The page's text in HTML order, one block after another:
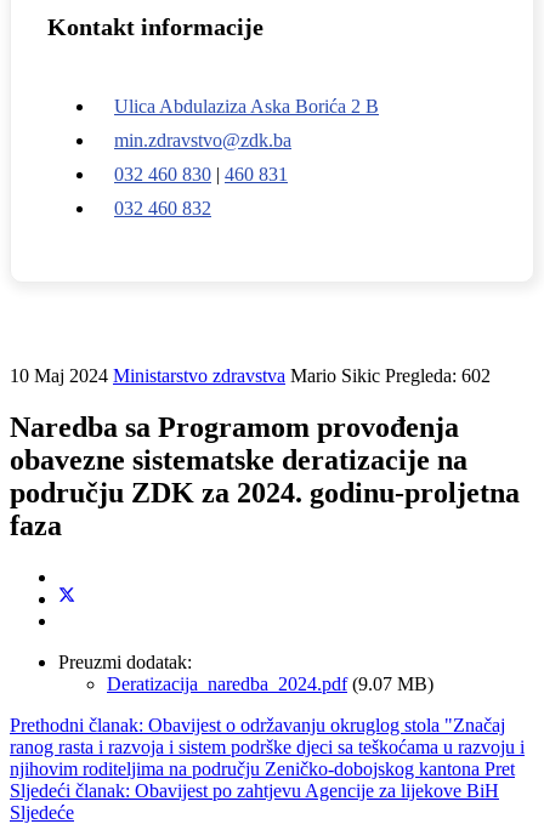
Kontakt informacije
Ulica Abdulaziza Aska Borića 2 B
min.zdravstvo@zdk.ba
032 460 830 | 460 831
032 460 832
10 Maj 2024 Ministarstvo zdravstva Mario Sikic Pregleda: 602
Naredba sa Programom provođenja
obavezne sistematske deratizacije na
području ZDK za 2024. godinu-proljetna
faza
Preuzmi dodatak:
Deratizacija_naredba_2024.pdf(9.07 MB)
Prethodni članak: Obavijest o održavanju okruglog stola "Značaj
ranog rasta i razvoja i sistem podrške djeci sa teškoćama u razvoju i
njihovim roditeljima na području Zeničko-dobojskog kantona Pret
Sljedeći članak: Obavijest po zahtjevu Agencije za lijekove BiH
Sljedeće